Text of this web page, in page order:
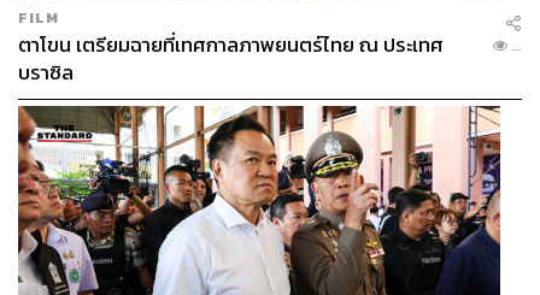
FILM
ตาโขน เตรียมฉายที่เทศกาลภาพยนตร์ไทย ณ ประเทศ
บราซิล
...